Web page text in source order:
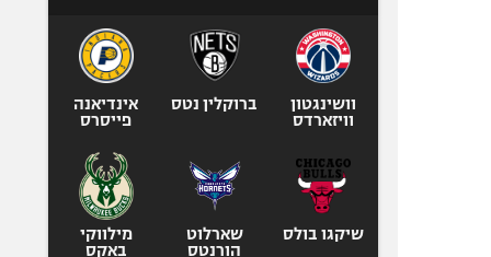
כדורעף
אגרוף
ספורט אולימפי
וושינגטון
וויזארדס
ברוקלין נטס
אינדיאנה
פייסרס
שיקגו בולס
שארלוט
הורנטס
מילווקי
באקס